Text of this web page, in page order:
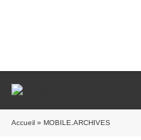
Accueil » MOBILE.ARCHIVES